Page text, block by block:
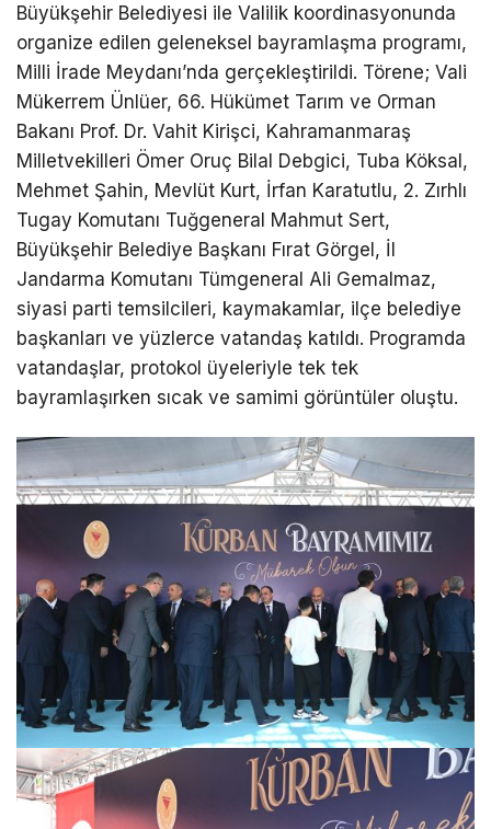
Büyükşehir Belediyesi ile Valilik koordinasyonunda
organize edilen geleneksel bayramlaşma programı,
Milli İrade Meydanı’nda gerçekleştirildi. Törene; Vali
Mükerrem Ünlüer, 66. Hükümet Tarım ve Orman
Bakanı Prof. Dr. Vahit Kirişci, Kahramanmaraş
Milletvekilleri Ömer Oruç Bilal Debgici, Tuba Köksal,
Mehmet Şahin, Mevlüt Kurt, İrfan Karatutlu, 2. Zırhlı
Tugay Komutanı Tuğgeneral Mahmut Sert,
Büyükşehir Belediye Başkanı Fırat Görgel, İl
Jandarma Komutanı Tümgeneral Ali Gemalmaz,
siyasi parti temsilcileri, kaymakamlar, ilçe belediye
başkanları ve yüzlerce vatandaş katıldı. Programda
vatandaşlar, protokol üyeleriyle tek tek
bayramlaşırken sıcak ve samimi görüntüler oluştu.